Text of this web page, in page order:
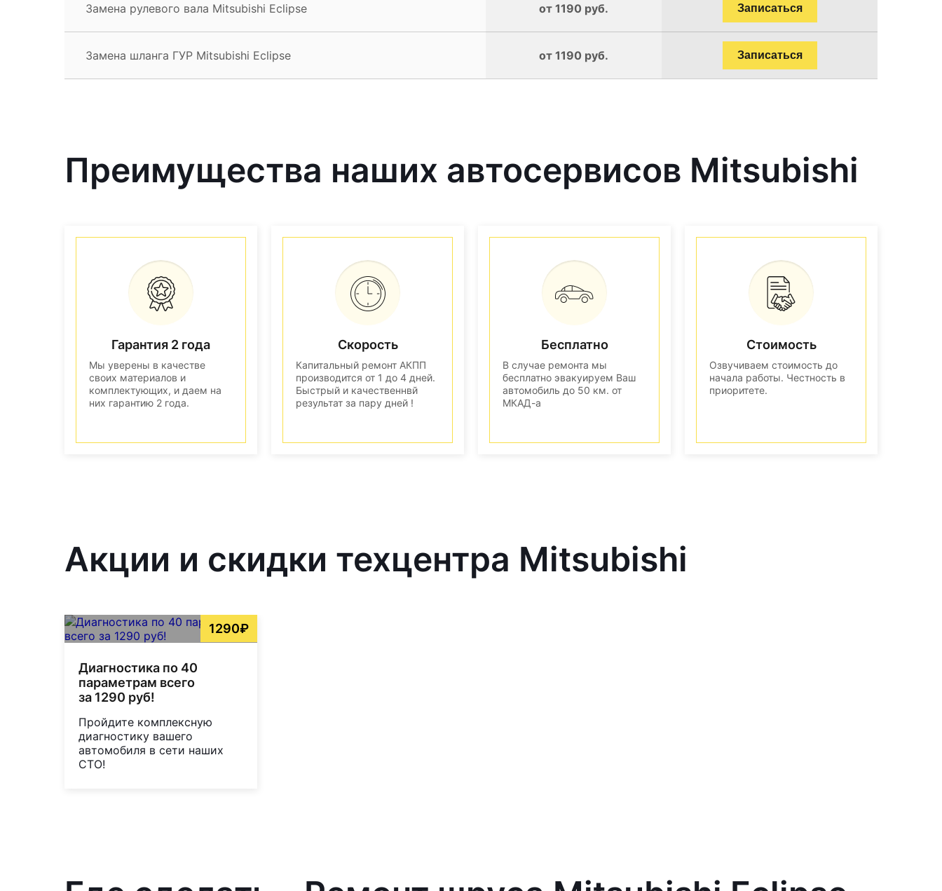
Замена рулевого вала Mitsubishi Eclipse от 1190 руб. Записаться
Замена шланга ГУР Mitsubishi Eclipse от 1190 руб. Записаться
Преимущества наших автосервисов Mitsubishi
Гарантия 2 года
Мы уверены в качестве
своих материалов и
комплектующих, и даем на
них гарантию 2 года.
Скорость
Капитальный ремонт АКПП
производится от 1 до 4 дней.
Быстрый и качественнвй
результат за пару дней !
Бесплатно
В случае ремонта мы
бесплатно эвакуируем Ваш
автомобиль до 50 км. от
МКАД-а
Стоимость
Озвучиваем стоимость до
начала работы. Честность в
приоритете.
Акции и скидки техцентра Mitsubishi
1290₽
Диагностика по 40
параметрам всего
за 1290 руб!
Пройдите комплексную
диагностику вашего
автомобиля в сети наших
СТО!